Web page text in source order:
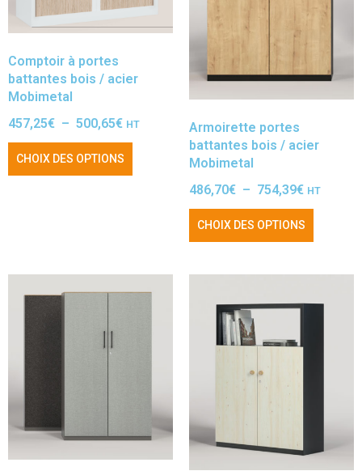
Comptoir à portes
battantes bois / acier
Mobimetal
457,25€ – 500,65€ HT
CHOIX DES OPTIONS
Armoirette portes
battantes bois / acier
Mobimetal
486,70€ – 754,39€ HT
CHOIX DES OPTIONS